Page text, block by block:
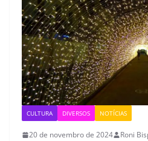
CULTURA DIVERSOS NOTÍCIAS
20 de novembro de 2024 Roni